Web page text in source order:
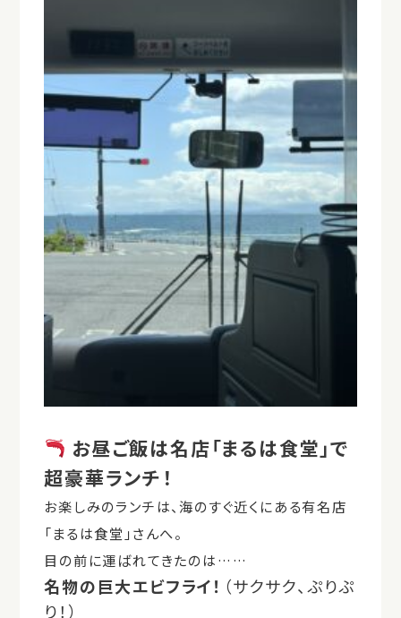
お昼ご飯は名店「まるは食堂」で
超豪華ランチ！
お楽しみのランチは、海のすぐ近くにある有名店
「まるは食堂」さんへ。
目の前に運ばれてきたのは……
名物の巨大エビフライ！ （サクサク、ぷりぷ
り！）